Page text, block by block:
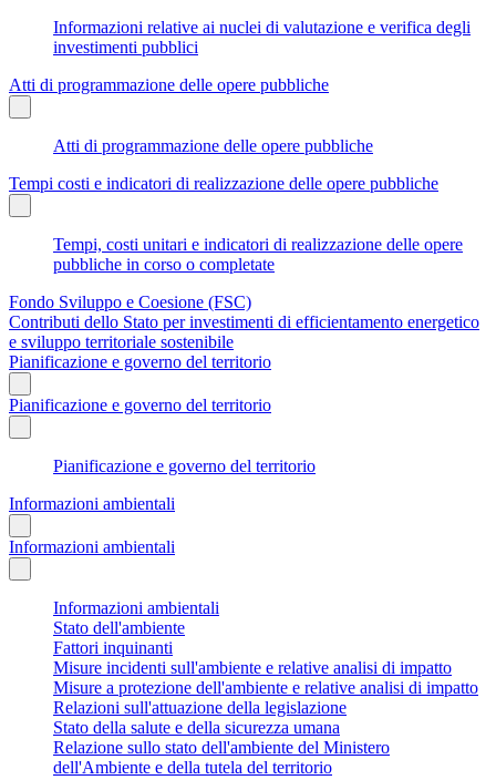
Informazioni relative ai nuclei di valutazione e verifica degli
investimenti pubblici
Atti di programmazione delle opere pubbliche
Atti di programmazione delle opere pubbliche
Tempi costi e indicatori di realizzazione delle opere pubbliche
Tempi, costi unitari e indicatori di realizzazione delle opere
pubbliche in corso o completate
Fondo Sviluppo e Coesione (FSC)
Contributi dello Stato per investimenti di efficientamento energetico
e sviluppo territoriale sostenibile
Pianificazione e governo del territorio
Pianificazione e governo del territorio
Pianificazione e governo del territorio
Informazioni ambientali
Informazioni ambientali
Informazioni ambientali
Stato dell'ambiente
Fattori inquinanti
Misure incidenti sull'ambiente e relative analisi di impatto
Misure a protezione dell'ambiente e relative analisi di impatto
Relazioni sull'attuazione della legislazione
Stato della salute e della sicurezza umana
Relazione sullo stato dell'ambiente del Ministero
dell'Ambiente e della tutela del territorio